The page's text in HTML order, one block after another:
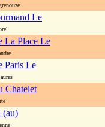
Le
La Place Le
Paris Le
Chatelet
(au)